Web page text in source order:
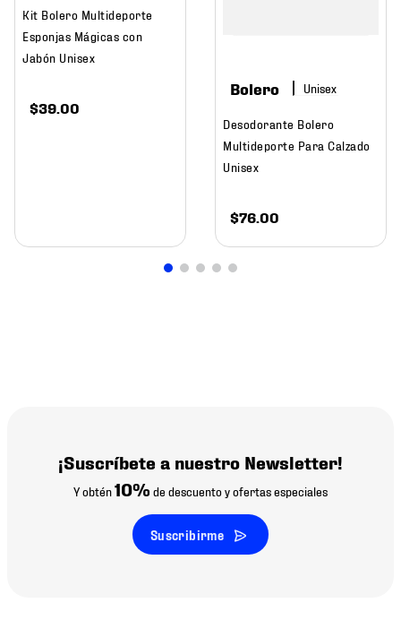
Kit Bolero Multideporte
Esponjas Mágicas con
Jabón Unisex
$39 00
Bolero
Desodorante Bolero
Multideporte Para Calzado
Unisex
$76 00
¡Suscríbete a nuestro Newsletter!
Y obtén10% de descuento y ofertas especiales
Suscribirme